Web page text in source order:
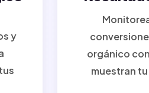
y
orgánico
muestran